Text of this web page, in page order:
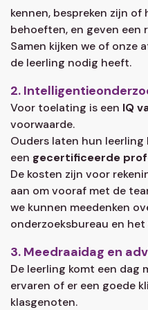
kennen, bespreken zijn
behoeften, en geven een
Samen kijken we of onze
de leerling nodig heeft.
2.
Voor toelating is een IQ
voorwaarde.
Ouders laten hun
een gecertificeerde
De kosten zijn voor
aan om vooraf met de
we kunnen meedenken
onderzoeksbureau en
3. Meedraaidag en
De leerling komt een dag
ervaren of er een goede
klasgenoten.